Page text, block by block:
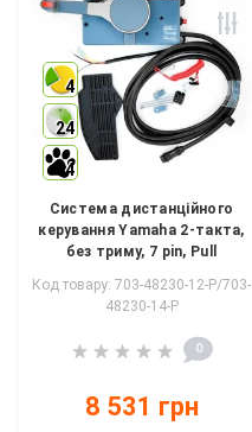
4
24
4
Система дистанційного
керування Yamaha 2-такта,
без триму, 7 pin, Pull
Код товару: 703-48230-12-P/703-
48230-14-P
0
8 531 грн